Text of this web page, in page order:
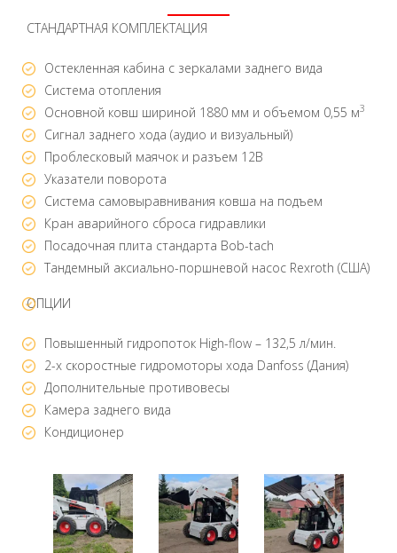
СТАНДАРТНАЯ КОМПЛЕКТАЦИЯ
Остекленная кабина с зеркалами заднего вида
Система отопления
Основной ковш шириной 1880 мм и объемом 0,55 м3
Сигнал заднего хода (аудио и визуальный)
Проблесковый маячок и разъем 12В
Указатели поворота
Система самовыравнивания ковша на подъем
Кран аварийного сброса гидравлики
Посадочная плита стандарта Bob-tach
Тандемный аксиально-поршневой насос Rexroth (США)
ОПЦИИ
Повышенный гидропоток High-flow – 132,5 л/мин.
2-х скоростные гидромоторы хода Danfoss (Дания)
Дополнительные противовесы
Камера заднего вида
Кондиционер